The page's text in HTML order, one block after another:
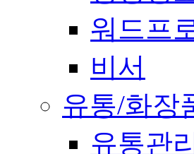
워드프
비서
유통/화장
유통관